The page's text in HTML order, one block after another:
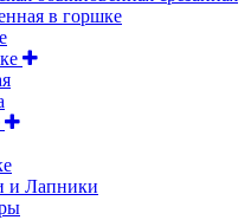
в горшке
и Лапники